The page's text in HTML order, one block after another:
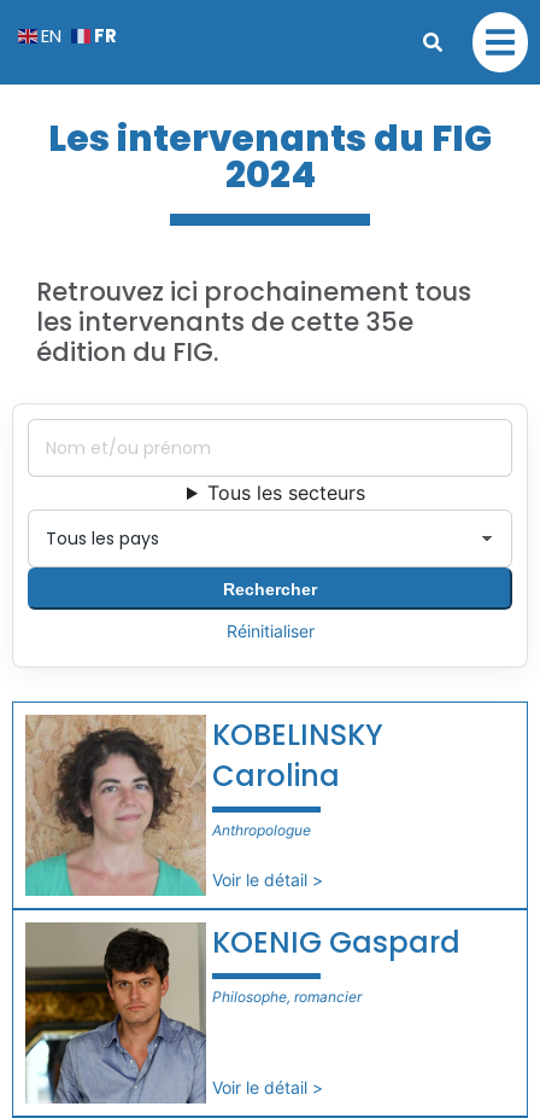
Les intervenants du FIG
2024
Retrouvez ici prochainement tous
les intervenants de cette 35e
édition du FIG.
Tous les secteurs
Rechercher
Réinitialiser
KOBELINSKY
Carolina
Anthropologue
Voir le détail >
KOENIG Gaspard
Philosophe, romancier
Voir le détail >
EN FR